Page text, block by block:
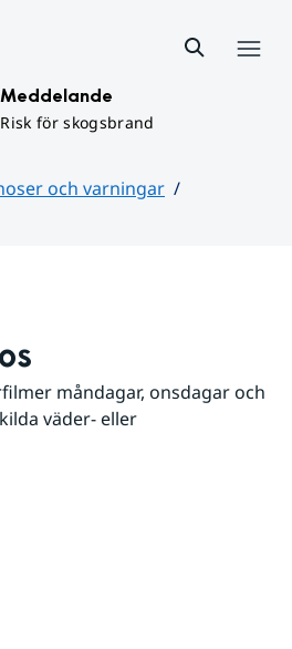
Meddelande
Risk för skogsbrand
och varningar
måndagar, onsdagar och
väder- eller